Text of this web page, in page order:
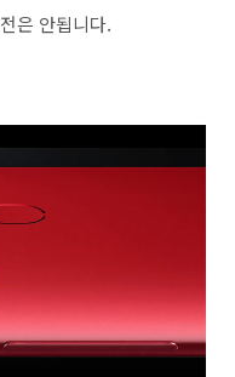
은 안됩니다.